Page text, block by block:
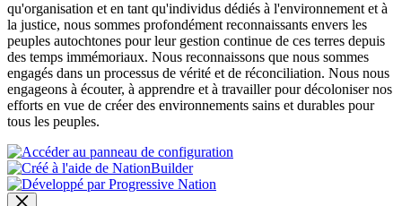
qu'organisation et en tant qu'individus dédiés à l'environnement et à
la justice, nous sommes profondément reconnaissants envers les
peuples autochtones pour leur gestion continue de ces terres depuis
des temps immémoriaux. Nous reconnaissons que nous sommes
engagés dans un processus de vérité et de réconciliation. Nous nous
engageons à écouter, à apprendre et à travailler pour décoloniser nos
efforts en vue de créer des environnements sains et durables pour
tous les peuples.